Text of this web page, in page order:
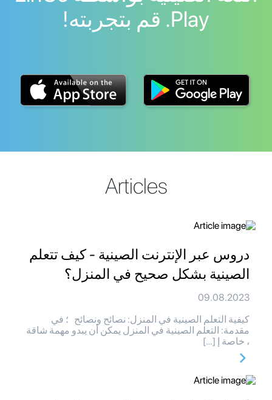
Play. قم بتجربته!
Articles
دروس عبر الإنترنت الصينية - كيف تتعلم
الصينية بشكل صحيح في المنزل؟
09.08.2023
كيفية التعلم الصينية في المنزل: نصائح ونصائح ؛ في
مقدمة: التعلم الصينية في المنزل يمكن أن يبدو مهمة شاقة
، خاصة إ […]